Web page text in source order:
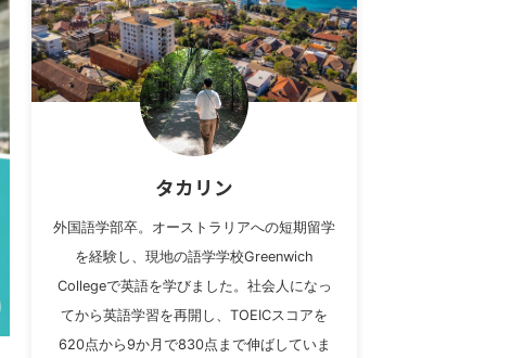
タカリン
外国語学部卒。オーストラリアへの短期留学
を経験し、現地の語学学校Greenwich
Collegeで英語を学びました。社会人になっ
てから英語学習を再開し、TOEICスコアを
620点から9か月で830点まで伸ばしていま